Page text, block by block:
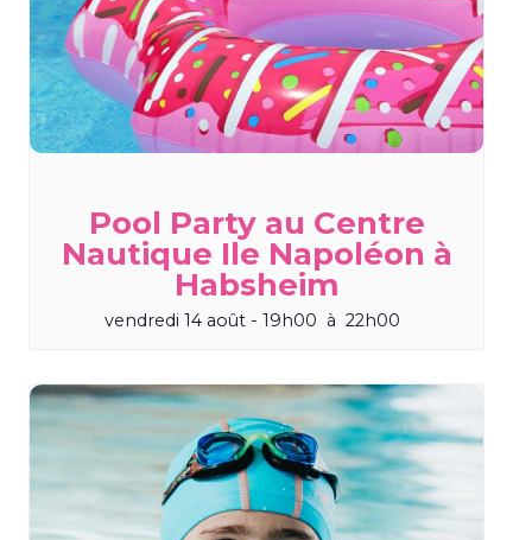
Pool Party au Centre
Nautique Ile Napoléon à
Habsheim
vendredi 14 août - 19h00 à 22h00